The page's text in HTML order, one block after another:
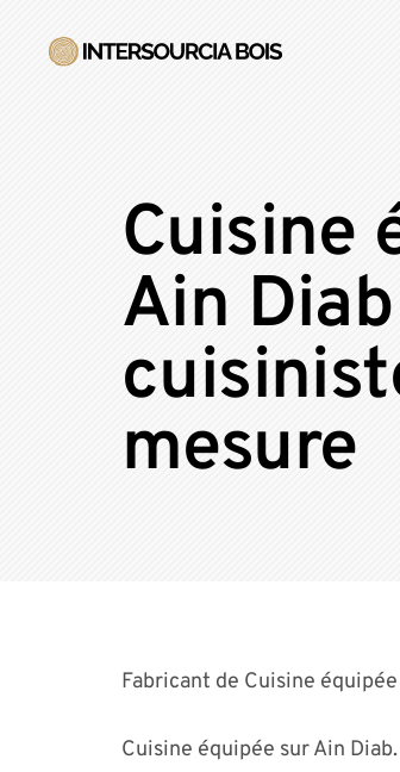
Cuisine
Ain
mesure
Fabricant de Cuisine
Cuisine équipée sur Ain Diab.